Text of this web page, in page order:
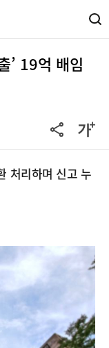
’ 19억 배임
처리하며 신고 누